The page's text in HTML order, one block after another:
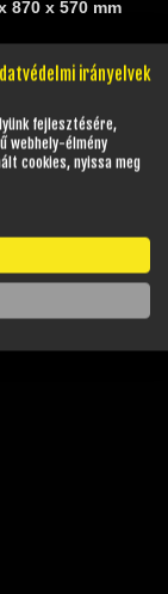
870 x 570 mm
irányelvek
fejlesztésére,
webhely-élmény
cookies, nyissa meg